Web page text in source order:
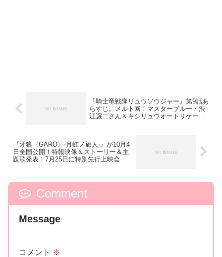
『騎士竜戦隊リュウソウジャー』第9話あ
らすじ。メルト回！マスターブルー・渋
江譲二さん＆キシリュウオートリケーン
『牙狼〈GARO〉-月虹ノ旅人-』が10月4
日全国公開！特報映像＆ストーリー＆主
題歌発表！7月25日に特別先行上映会
Comment
Message
コメント ※